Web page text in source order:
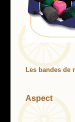
Les bandes de
Aspect